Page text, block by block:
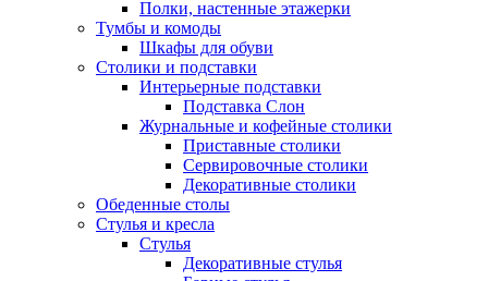
Полки, настенные этажерки
Тумбы и комоды
Шкафы для обуви
Столики и подставки
Интерьерные подставки
Подставка Слон
Журнальные и кофейные столики
Приставные столики
Сервировочные столики
Декоративные столики
Обеденные столы
Стулья и кресла
Стулья
Декоративные стулья